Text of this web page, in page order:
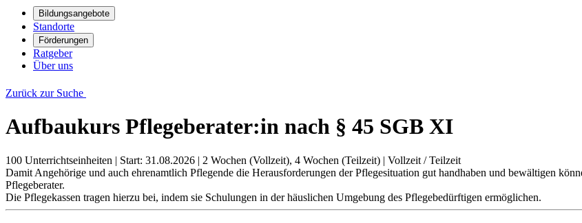
Bildungsangebote
Standorte
Förderungen
Ratgeber
Über uns
Zurück zur Suche
Aufbaukurs Pflegeberater:in nach § 45 SGB XI
100 Unterrichtseinheiten | Start: 31.08.2026 | 2 Wochen (Vollzeit), 4 Wochen (Teilzeit) | Vollzeit / Teilzeit
Damit Angehörige und auch ehrenamtlich Pflegende die Herausforderungen der Pflegesituation gut handhaben und bewältigen
Pflegeberater.
Die Pflegekassen tragen hierzu bei, indem sie Schulungen in der häuslichen Umgebung des Pflegebedürftigen ermöglichen.